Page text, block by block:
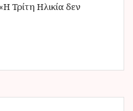
Τρίτη Ηλικία δεν